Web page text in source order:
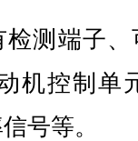
检测端子
机控制单
号等。